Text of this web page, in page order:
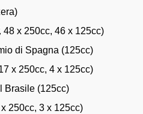
48 x 250cc, 46 x 125cc)
di Spagna (125cc)
x 250cc, 4 x 125cc)
Brasile (125cc)
250cc, 3 x 125cc)